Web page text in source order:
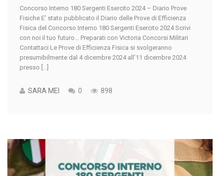
Concorso Interno 180 Sergenti Esercito 2024 – Diario Prove
Fisiche E' stato pubblicato il Diario delle Prove di Efficienza
Fisica del Concorso Interno 180 Sergenti Esercito 2024 Scrivi
con noi il tuo futuro... Preparati con Victoria Concorsi Militari
Contattaci Le Prove di Efficienza Fisica si svolgeranno
presumibilmente dal 4 dicembre 2024 all’11 dicembre 2024
presso [...]
SARA MEI 0 898